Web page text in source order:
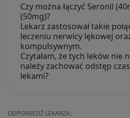
Czy można łączyć Seronil
(50mg)?
Lekarz zastosował takie
leczeniu nerwicy lękowej
kompulsywnym.
Czytałam, że tych leków nie
należy zachować odstęp
lekami?
ODPOWIEDŹ LEKARZA: